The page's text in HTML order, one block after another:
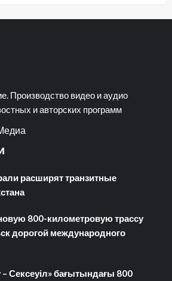
Производство видео и аудио
и авторских программ
расширят транзитные
800-километровую трассу
дорогой международного
Сексеуіл» бағытындағы 800